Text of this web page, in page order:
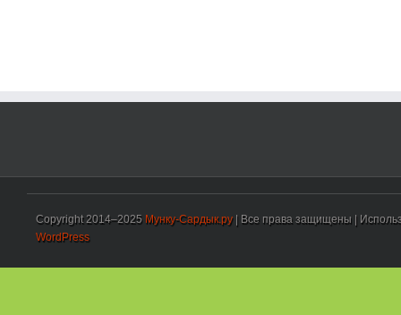
Copyright 2014–2025 Мунку-Сардык.ру| Все права защищены |
WordPress